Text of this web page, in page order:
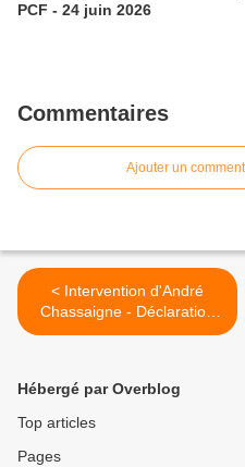
PCF - 24 juin 2026
Commentaires
Ajouter un
< Intervention d'André
Chassaigne - Déclaration
de politique générale du
Hébergé par Overblog
Top articles
Pages